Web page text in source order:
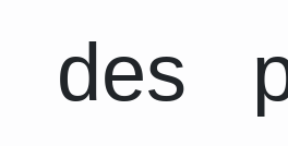
des